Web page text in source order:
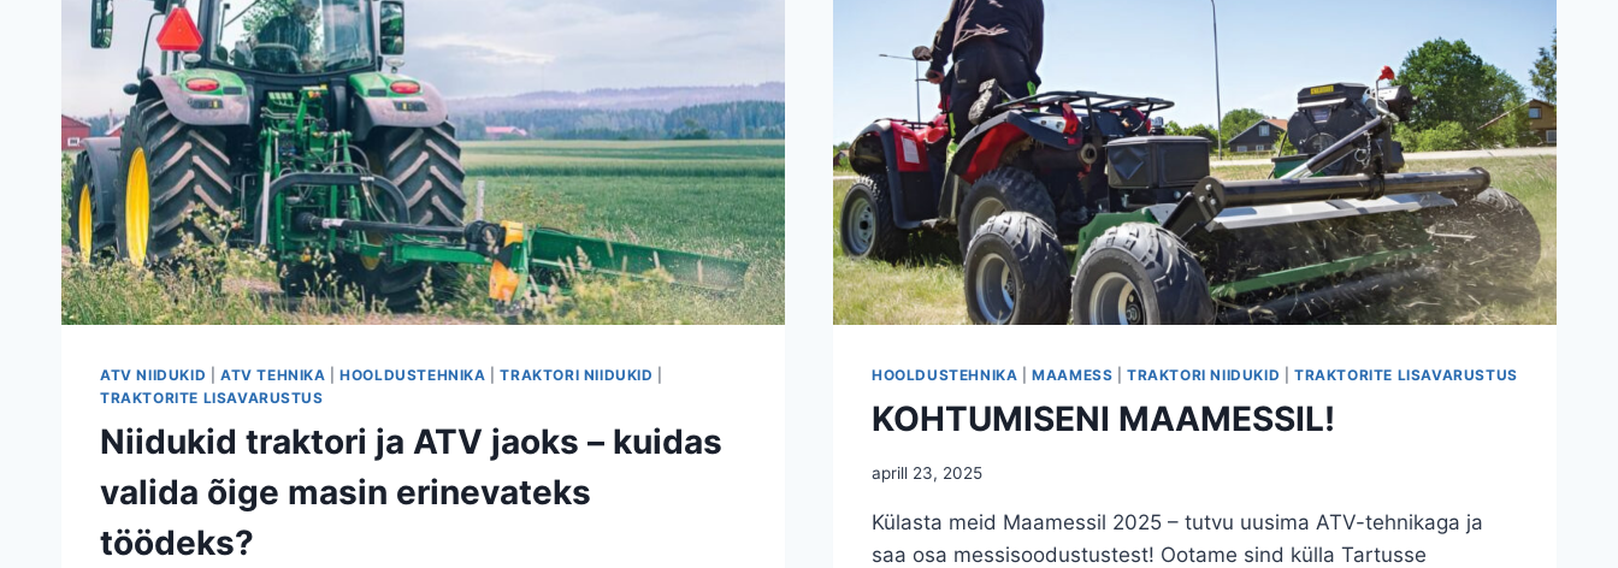
ATV NIIDUKID ATV TEHNIKA |HOOLDUSTEHNIKA |TRAKTORI NIIDUKID
TRAKTORITE LISAVARUSTUS
Niidukid traktori ja ATV jaoks – kuidas
valida õige masin erinevateks
töödeks?
HOOLDUSTEHNIKA |MAAMESS |TRAKTORI NIIDUKID |TRAKTORITE LISAVARUSTUS
KOHTUMISENI MAAMESSIL!
aprill 23, 2025
Külasta meid Maamessil 2025 – tutvu uusima ATV-tehnikaga ja
saa osa messisoodustustest! Ootame sind külla Tartusse